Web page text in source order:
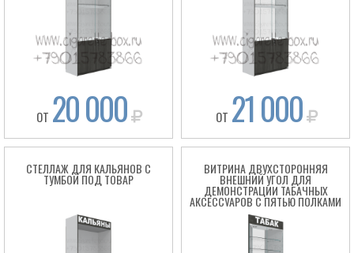
ОТ 20 000 ОТ 21 000
СТЕЛЛАЖ ДЛЯ КАЛЬЯНОВ С
ТУМБОЙ ПОД ТОВАР
ВИТРИНА ДВУХСТОРОННЯЯ
ВНЕШНИЙ УГОЛ ДЛЯ
ДЕМОНСТРАЦИИ ТАБАЧНЫХ
АКСЕССУАРОВ С ПЯТЬЮ ПОЛКАМИ
ИЗ СТЕКЛА И ТУМБОЙ ПОД ТОВАР